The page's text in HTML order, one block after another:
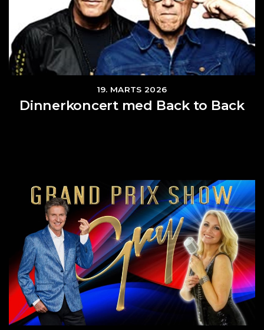
19. MARTS 2026
Dinnerkoncert med Back to Back